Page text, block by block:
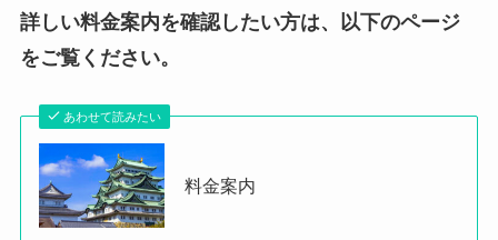
詳しい料金案内を確認したい方は、以下のページ
をご覧ください。
あわせて読みたい
料金案内